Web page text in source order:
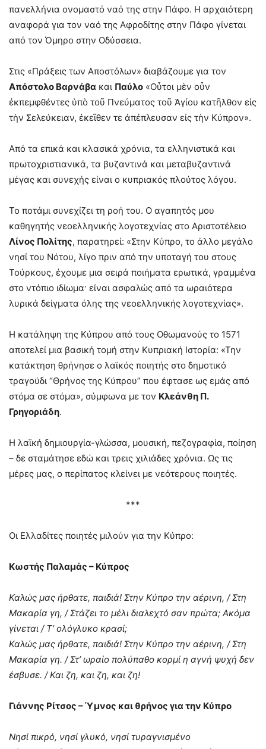
πανελλήνια ονομαστό ναό της στην Πάφο. Η αρχαιότερη
αναφορά για τον ναό της Αφροδίτης στην Πάφο γίνεται
από τον Όμηρο στην Οδύσσεια.
Στις «Πράξεις των Αποστόλων» διαβάζουμε για τον
Απόστολο Βαρνάβα και Παύλο «Οὗτοι μὲν οὖν
ἐκπεμφθέντες ὑπὸ τοῦ Πνεύματος τοῦ Ἁγίου κατῆλθον εἰς
τὴν Σελεύκειαν, ἐκεῖθεν τε ἀπέπλευσαν εἰς τὴν Κύπρον».
Από τα επικά και κλασικά χρόνια, τα ελληνιστικά και
πρωτοχριστιανικά, τα βυζαντινά και μεταβυζαντινά
μέγας και συνεχής είναι ο κυπριακός πλούτος λόγου.
Το ποτάμι συνεχίζει τη ροή του. Ο αγαπητός μου
καθηγητής νεοελληνικής λογοτεχνίας στο Αριστοτέλειο
Λίνος Πολίτης, παρατηρεί: «Στην Κύπρο, το άλλο μεγάλο
νησί του Νότου, λίγο πριν από την υποταγή του στους
Τούρκους, έχουμε μια σειρά ποιήματα ερωτικά, γραμμένα
στο ντόπιο ιδίωμα· είναι ασφαλώς από τα ωραιότερα
λυρικά δείγματα όλης της νεοελληνικής λογοτεχνίας».
Η κατάληψη της Κύπρου από τους Οθωμανούς το 1571
αποτελεί μια βασική τομή στην Κυπριακή Ιστορία: «Την
κατάκτηση θρήνησε ο λαϊκός ποιητής στο δημοτικό
τραγούδι “Θρήνος της Κύπρου” που έφτασε ως εμάς από
στόμα σε στόμα», σύμφωνα με τον Κλεάνθη Π.
Γρηγοριάδη.
Η λαϊκή δημιουργία-γλώσσα, μουσική, πεζογραφία, ποίηση
– δε σταμάτησε εδώ και τρεις χιλιάδες χρόνια. Ως τις
μέρες μας, ο περίπατος κλείνει με νεότερους ποιητές.
***
Οι Ελλαδίτες ποιητές μιλούν για την Κύπρο:
Κωστής Παλαμάς – Κύπρος
Καλώς μας ήρθατε, παιδιά! Στην Κύπρο την αέρινη, / Στη
Μακαρία γη, / Στάζει το μέλι διαλεχτό σαν πρώτα; Ακόμα
γίνεται / Τ’ ολόγλυκο κρασί;
Καλώς μας ήρθατε, παιδιά! Στην Κύπρο την αέρινη, / Στη
Μακαρία γη. / Στ’ ωραίο πολύπαθο κορμί η αγνή ψυχή δεν
έσβυσε. / Και ζη, και ζη, και ζη!
Γιάννης Ρίτσος – Ύμνος και θρήνος για την Κύπρο
Νησί πικρό, νησί γλυκό, νησί τυραγνισμένο